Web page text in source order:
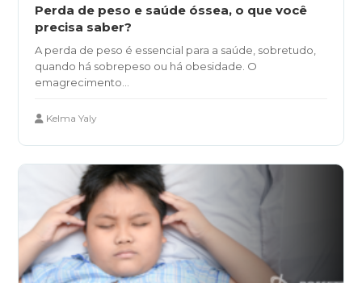
Perda de peso e saúde óssea, o que você
precisa saber?
A perda de peso é essencial para a saúde, sobretudo,
quando há sobrepeso ou há obesidade. O
emagrecimento...
Kelma Yaly